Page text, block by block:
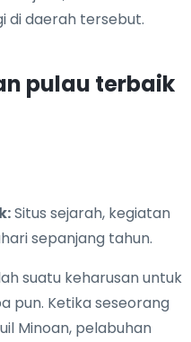
di daerah tersebut.
pulau terbaik
Situs sejarah, kegiatan
sepanjang tahun.
suatu keharusan untuk
pun. Ketika seseorang
Minoan, pelabuhan